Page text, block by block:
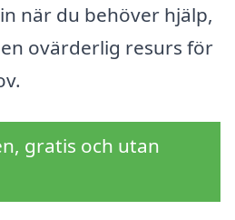
när du behöver hjälp,
ovärderlig resurs för
gratis och utan